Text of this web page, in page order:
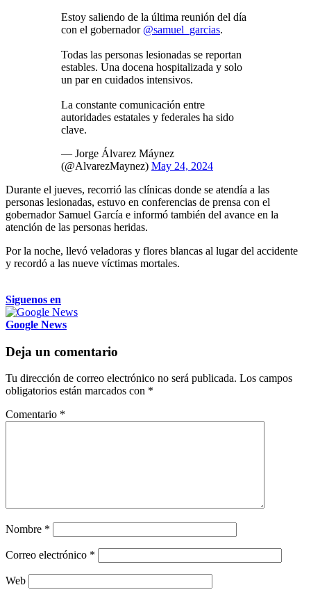
Estoy saliendo de la última reunión del día
con el gobernador @samuel_garcias.
Todas las personas lesionadas se reportan
estables. Una docena hospitalizada y solo
un par en cuidados intensivos.
La constante comunicación entre
autoridades estatales y federales ha sido
clave.
— Jorge Álvarez Máynez
(@AlvarezMaynez) May 24, 2024
Durante el jueves, recorrió las clínicas donde se atendía a las
personas lesionadas, estuvo en conferencias de prensa con el
gobernador Samuel García e informó también del avance en la
atención de las personas heridas.
Por la noche, llevó veladoras y flores blancas al lugar del accidente
y recordó a las nueve víctimas mortales.
Siguenos en
Google News
Deja un comentario
Tu dirección de correo electrónico no será publicada. Los campos
obligatorios están marcados con *
Comentario *
Nombre *
Correo electrónico *
Web